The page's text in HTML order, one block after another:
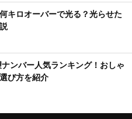
キロオーバーで光る？光らせた
ナンバー人気ランキング！おしゃ
び方を紹介